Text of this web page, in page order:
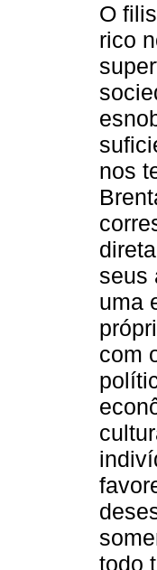
O
rico
nos
seus
uma
com
todo